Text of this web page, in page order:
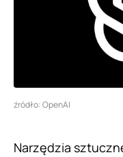
źródło: OpenAI
Narzędzia